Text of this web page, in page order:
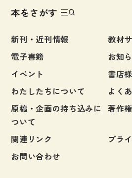
本をさがす
新刊・近刊情報
教材
電子書籍
お知
イベント
書店
わたしたちについて
よく
原稿・企画の持ち込みに
ついて
著作
関連リンク
プラ
お問い合わせ